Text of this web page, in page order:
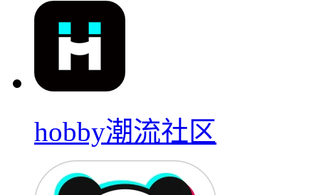
hobby潮流社区